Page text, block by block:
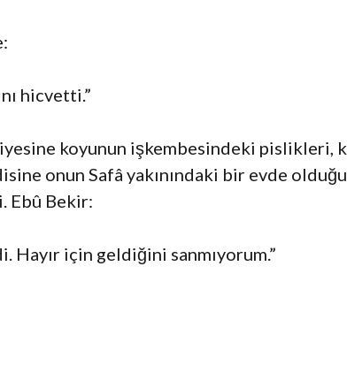
hicvetti.”
koyunun işkembesindeki pislikleri,
onun Safâ yakınındaki bir evde
Ebû Bekir:
Hayır için geldiğini sanmıyorum.”